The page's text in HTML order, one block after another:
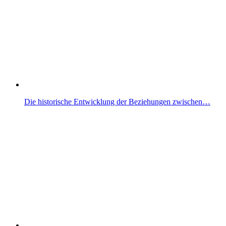
Die historische Entwicklung der Beziehungen zwischen…